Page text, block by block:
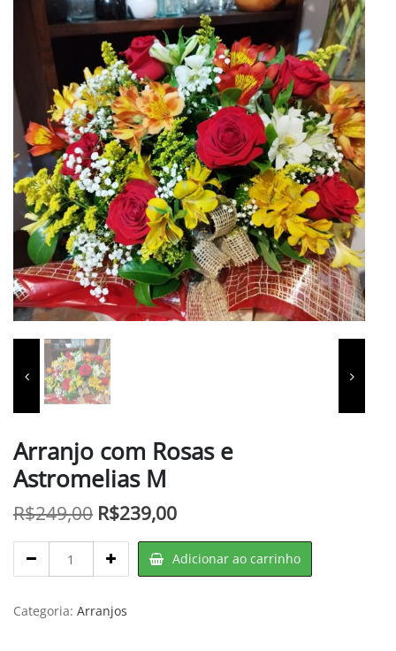
Arranjo com Rosas e
Astromelias M
R$249,00 O
preço
original
R$249,00.
R$239,00O
preço
atual
com
e
Adicionar ao carrinho
Categoria: Arranjos